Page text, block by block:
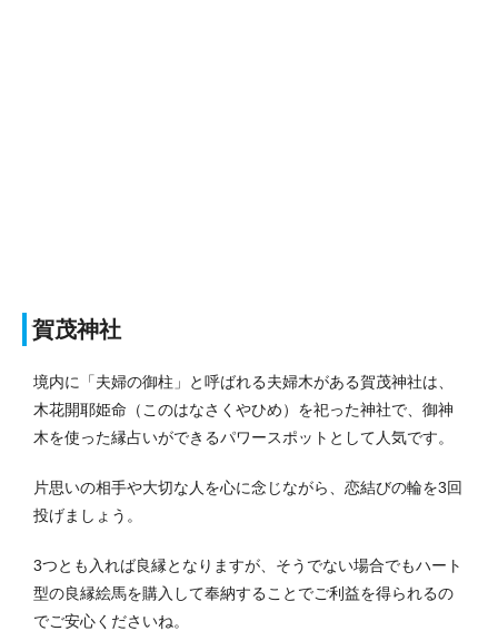
賀茂神社
境内に「夫婦の御柱」と呼ばれる夫婦木がある賀茂神社は、
木花開耶姫命（このはなさくやひめ）を祀った神社で、御神
木を使った縁占いができるパワースポットとして人気です。
片思いの相手や大切な人を心に念じながら、恋結びの輪を3回
投げましょう。
3つとも入れば良縁となりますが、そうでない場合でもハート
型の良縁絵馬を購入して奉納することでご利益を得られるの
でご安心くださいね。